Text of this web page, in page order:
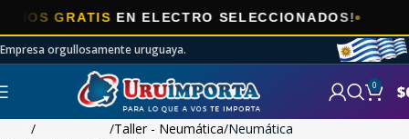
EN ELECTRO SELECCIONADOS!
Empresa orgullosamente uruguaya.
0 $
Taller - Neumática Neumática